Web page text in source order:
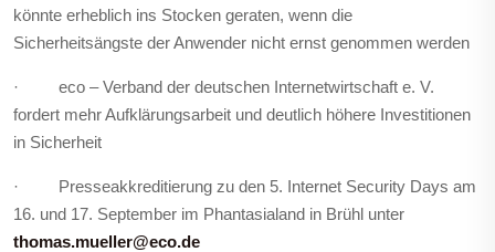
könnte erheblich ins Stocken geraten, wenn die
Sicherheitsängste der Anwender nicht ernst genommen werden
· eco – Verband der deutschen Internetwirtschaft e. V.
fordert mehr Aufklärungsarbeit und deutlich höhere Investitionen
in Sicherheit
· Presseakkreditierung zu den 5. Internet Security Days am
16. und 17. September im Phantasialand in Brühl unter
thomas.mueller@eco.de